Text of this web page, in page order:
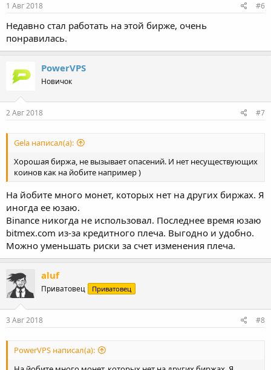
1 Авг 2018 #6
Недавно стал работать на этой бирже, очень
понравилась.
PowerVPS
Новичок
2 Авг 2018 #7
Gela написал(а):
Хорошая биржа, не вызывает опасений. И нет несуществующих
коинов как на йобите например )
На йобите много монет, которых нет на других биржах. Я
иногда ее юзаю.
Binance никогда не использовал. Последнее время юзаю
bitmex.com из-за кредитного плеча. Выгодно и удобно.
Можно уменьшать риски за счет изменения плеча.
aluf
Приватовец Приватовец
3 Авг 2018 #8
PowerVPS написал(а):